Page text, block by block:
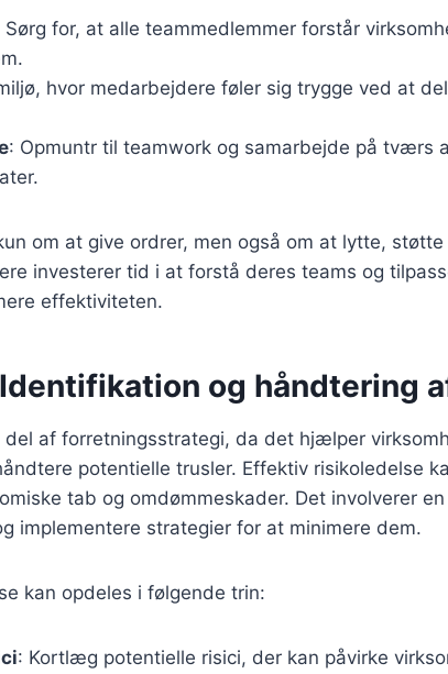
Sørg for, at alle teammedlemmer forstår
hvor medarbejdere føler sig trygge ved at
: Opmuntr til teamwork og samarbejde på tværs
om at give ordrer, men også om at lytte,
investerer tid i at forstå deres teams og
effektiviteten.
og håndtering
del af forretningsstrategi, da det hjælper
potentielle trusler. Effektiv risikoledelse
tab og omdømmeskader. Det involverer
implementere strategier for at minimere dem.
kan opdeles i følgende trin:
: Kortlæg potentielle risici, der kan påvirke